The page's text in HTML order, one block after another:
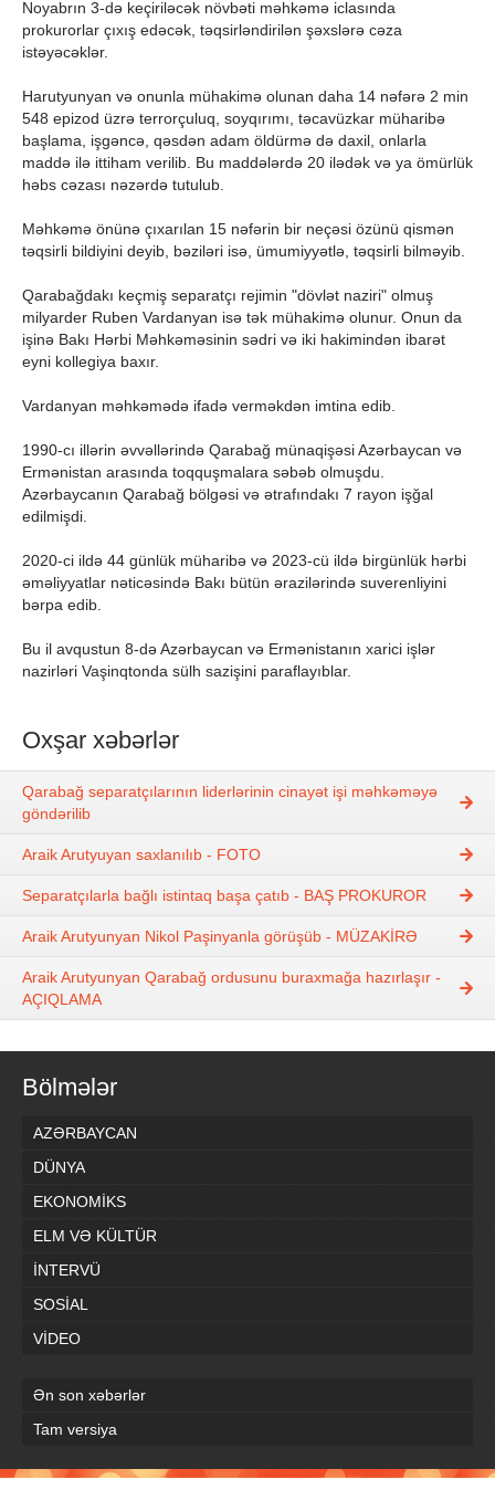
Noyabrın 3-də keçiriləcək növbəti məhkəmə iclasında
prokurorlar çıxış edəcək, təqsirləndirilən şəxslərə cəza
istəyəcəklər.
Harutyunyan və onunla mühakimə olunan daha 14 nəfərə 2 min
548 epizod üzrə terrorçuluq, soyqırımı, təcavüzkar müharibə
başlama, işgəncə, qəsdən adam öldürmə də daxil, onlarla
maddə ilə ittiham verilib. Bu maddələrdə 20 ilədək və ya ömürlük
həbs cəzası nəzərdə tutulub.
Məhkəmə önünə çıxarılan 15 nəfərin bir neçəsi özünü qismən
təqsirli bildiyini deyib, bəziləri isə, ümumiyyətlə, təqsirli bilməyib.
Qarabağdakı keçmiş separatçı rejimin "dövlət naziri" olmuş
milyarder Ruben Vardanyan isə tək mühakimə olunur. Onun da
işinə Bakı Hərbi Məhkəməsinin sədri və iki hakimindən ibarət
eyni kollegiya baxır.
Vardanyan məhkəmədə ifadə verməkdən imtina edib.
1990-cı illərin əvvəllərində Qarabağ münaqişəsi Azərbaycan və
Ermənistan arasında toqquşmalara səbəb olmuşdu.
Azərbaycanın Qarabağ bölgəsi və ətrafındakı 7 rayon işğal
edilmişdi.
2020-ci ildə 44 günlük müharibə və 2023-cü ildə birgünlük hərbi
əməliyyatlar nəticəsində Bakı bütün ərazilərində suverenliyini
bərpa edib.
Bu il avqustun 8-də Azərbaycan və Ermənistanın xarici işlər
nazirləri Vaşinqtonda sülh sazişini paraflayıblar.
Oxşar xəbərlər
Qarabağ separatçılarının liderlərinin cinayət işi məhkəməyə
göndərilib
Araik Arutyuyan saxlanılıb - FOTO
Separatçılarla bağlı istintaq başa çatıb - BAŞ PROKUROR
Araik Arutyunyan Nikol Paşinyanla görüşüb - MÜZAKİRƏ
Araik Arutyunyan Qarabağ ordusunu buraxmağa hazırlaşır -
AÇIQLAMA
Bölmələr
AZƏRBAYCAN
DÜNYA
EKONOMİKS
ELM VƏ KÜLTÜR
İNTERVÜ
SOSİAL
VİDEO
Ən son xəbərlər
Tam versiya